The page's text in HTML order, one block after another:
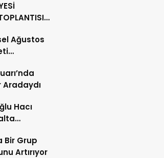
Ağustos
Aradaydı
Hacı
Bir Grup
Artırıyor